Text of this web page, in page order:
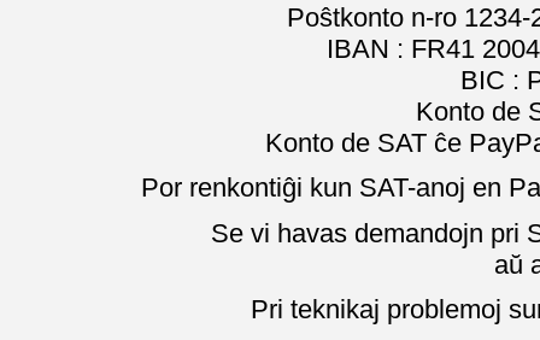
Poŝtkonto n-ro
IBAN : FR41
BIC :
Konto de
Konto de SAT ĉe
Por renkontiĝi kun SAT-anoj en
Se vi havas demandojn pri
aŭ
Pri teknikaj problemoj